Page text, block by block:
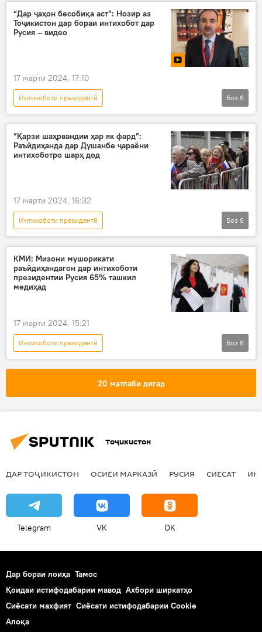
Дар Русия
интихобот
“Дар ҷаҳон бесобиқа аст”: Нозир аз
Тоҷикистон дар бораи интихобот дар
Русия – видео
17 марти 2024, 17:10
Интихоботи президентӣ
Интихоботи президенти Русия
Русия
ИДМ
Видео
нозирон
Боз 6
”Қарзи шаҳрвандии ҳар як фард”:
Раъйдиҳанда дар Душанбе ҷараёни
интихоботро шарҳ дод
17 марти 2024, 16:32
Интихоботи президентӣ
Интихоботи президенти Русия
Дар Тоҷикистон
интихобот
Душанбе
шаҳрвандон ҳавзаҳо
Боз 6
КМИ: Мизони мушорикати
раъйдиҳандагон дар интихоботи
президентии Русия 65% ташкил
медиҳад
17 марти 2024, 15:21
Интихоботи президентӣ
Интихоботи президенти Русия
Русия
раъйдиҳӣ
Боз 6
20 матлаби дигар
Тоҷикистон
ДАР ТОҶИКИСТОН ОСИЁИ МАРКАЗӢ РУСИЯ СИЁСАТ
Telegram VK OK
Дар бораи лоиҳа Тамос
Қоидаи истифодабарии мавод Ахбори ширкатҳо
Сиёсати махфият Сиёсати истифодабарии Cookie
Алоқа